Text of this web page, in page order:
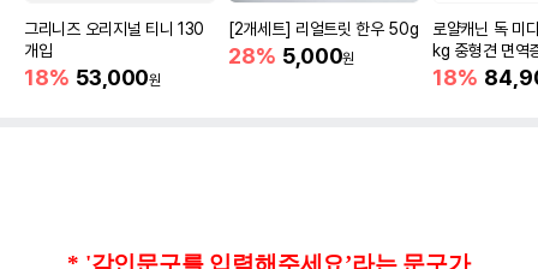
그리니즈 오리지널 티니 130
개입
18% 53,000원
[2개세트] 리얼트릿 한우 50g
28% 5,000원
로얄캐닌 독 미
kg 중형견 면역
18%
* '각인문구를 입력해주세요’라는 문구가